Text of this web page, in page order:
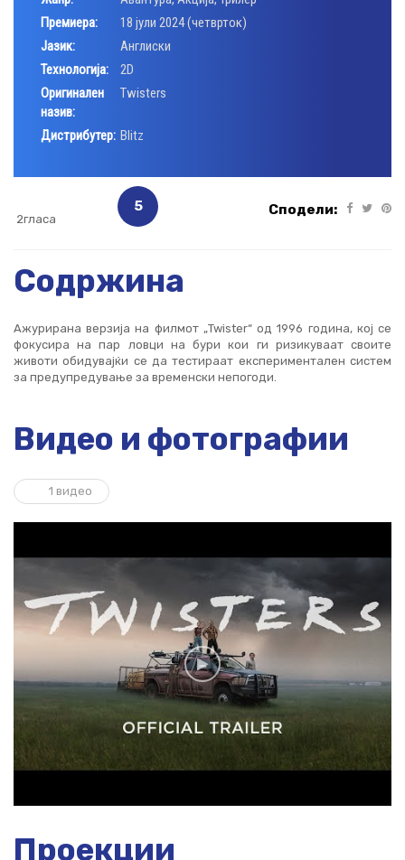
Премиера:
18 јули 2024 (четврток)
Јазик:
Aнглиски
Технологија:
2D
Оригинален
назив:
Twisters
Дистрибутер: Blitz
2гласа
5 Сподели:
Содржина
Ажурирана верзија на филмот „Twister“ од 1996 година, кој се
фокусира на пар ловци на бури кои ги ризикуваат своите
животи обидувајќи се да тестираат експериментален систем
за предупредување за временски непогоди.
Видео и фотографии
1 видео
Проекции